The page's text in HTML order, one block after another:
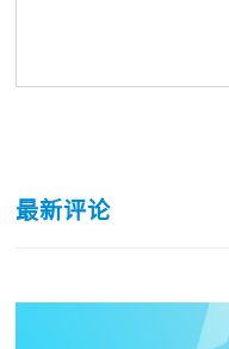
最新评论